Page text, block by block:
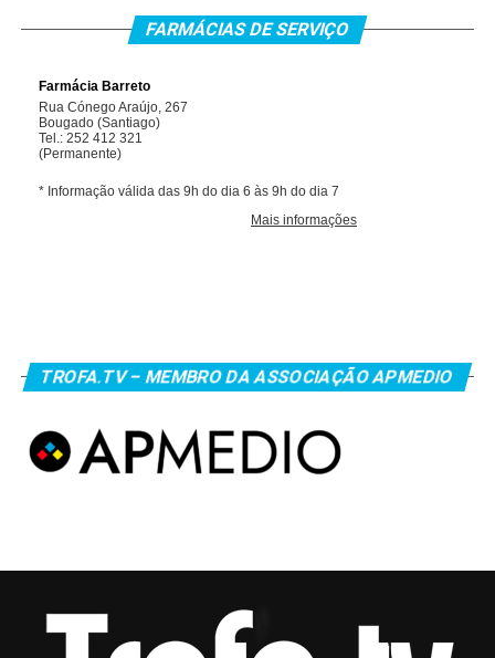
FARMÁCIAS DE SERVIÇO
TROFA.TV – MEMBRO DA ASSOCIAÇÃO APMEDIO